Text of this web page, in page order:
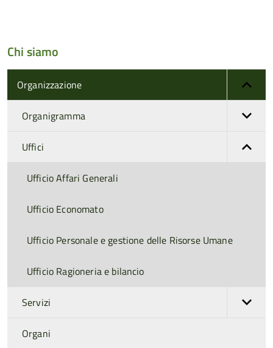
Chi siamo
Organizzazione
Organigramma
Uffici
Ufficio Affari Generali
Ufficio Economato
Ufficio Personale e gestione delle Risorse Umane
Ufficio Ragioneria e bilancio
Servizi
Organi